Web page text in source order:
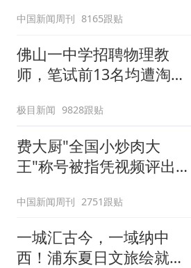
中国新闻周刊 8165跟贴
佛山一中学招聘物理教
师，笔试前13名均遭淘
聘，成立调查组全面核查
极目新闻 9828跟贴
费大厨"全国小炒肉大
王"称号被指凭视频评出
中国新闻周刊 2751跟贴
一城汇古今，一域纳中
西！浦东夏日文旅绘就海